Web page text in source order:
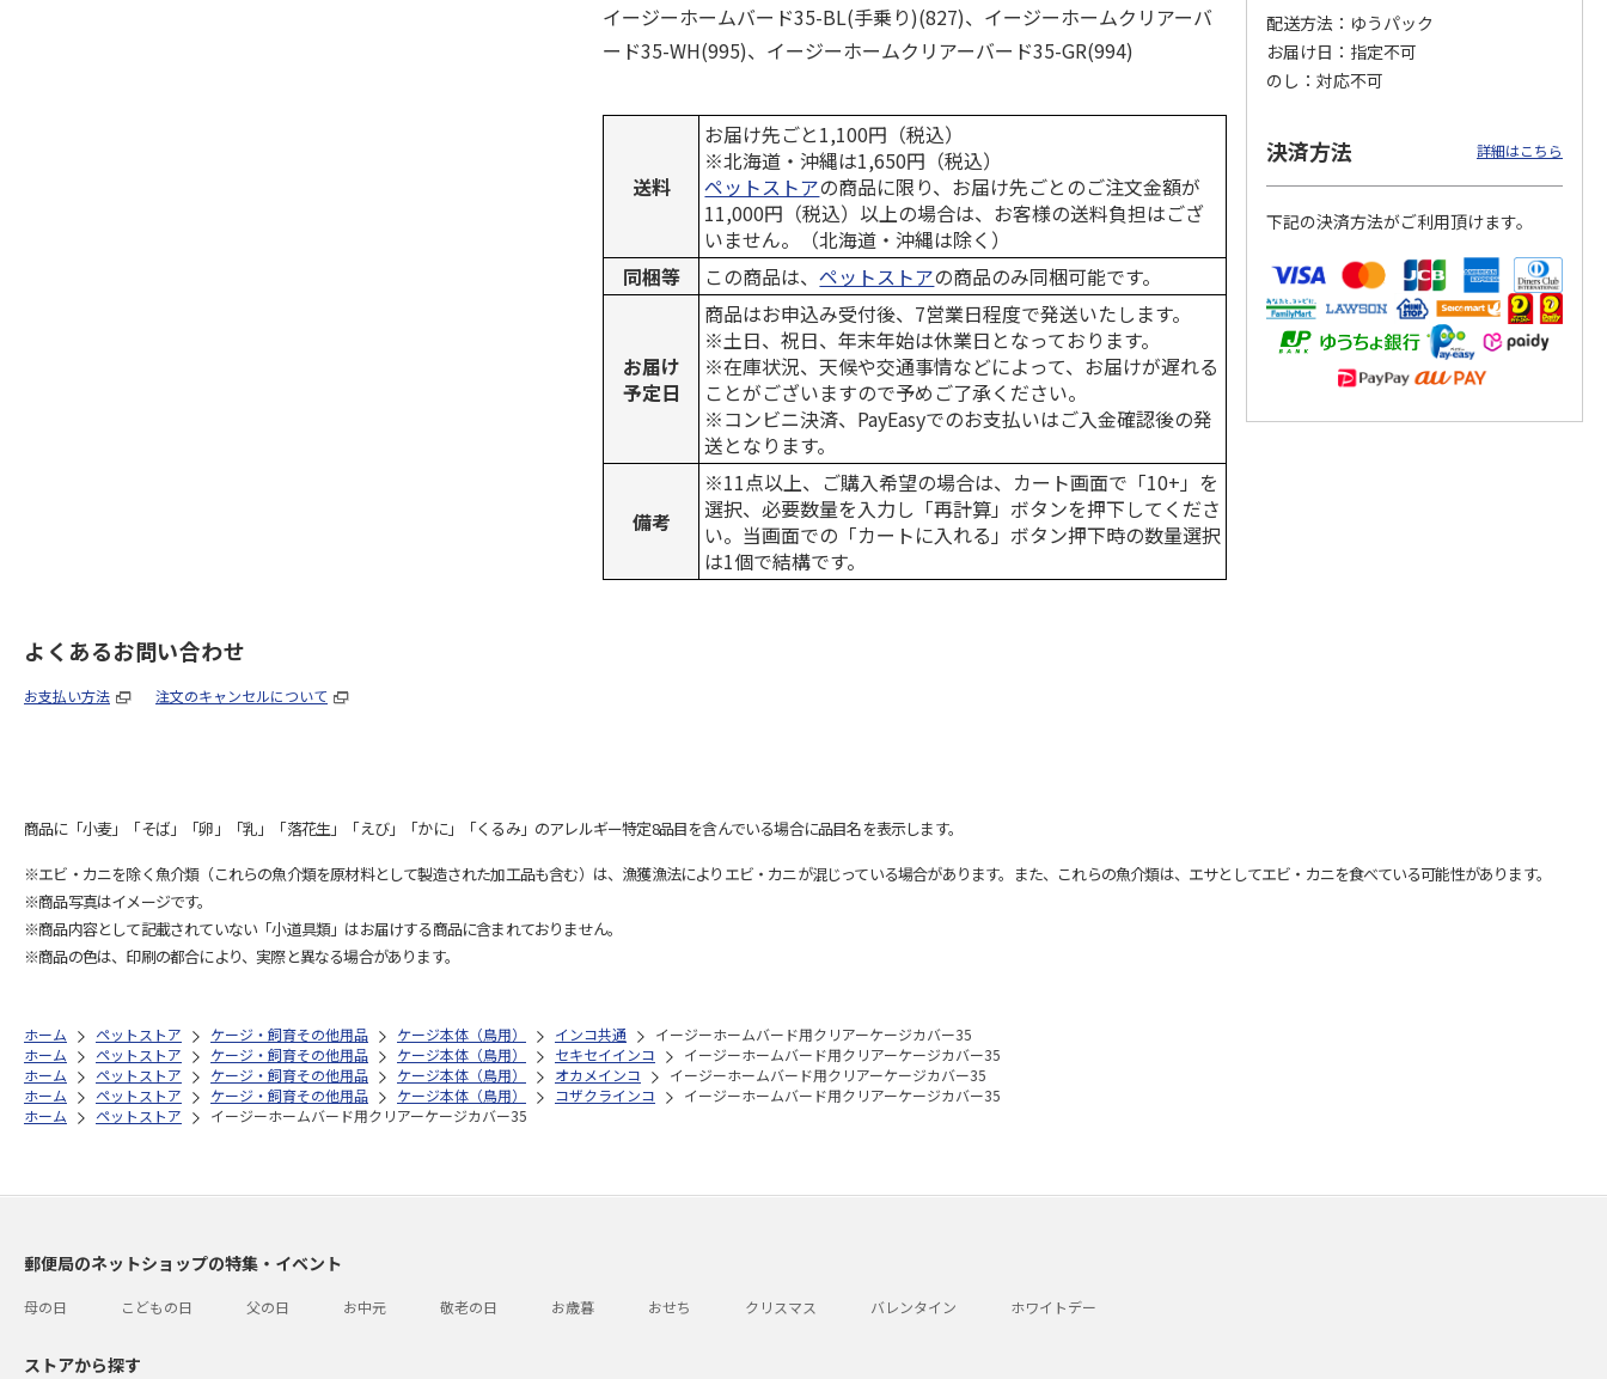
イージーホームバード35-BL(手乗り)(827)、イージーホームクリアーバ
ード35-WH(995)、イージーホームクリアーバード35-GR(994)
送料
お届け先ごと1,100円（税込）
※北海道・沖縄は1,650円（税込）
ペットストアの商品に限り、お届け先ごとのご注文金額が
11,000円（税込）以上の場合は、お客様の送料負担はござ
いません。（北海道・沖縄は除く）
同梱等
この商品は、ペットストアの商品のみ同梱可能です。
お届け
予定日
商品はお申込み受付後、7営業日程度で発送いたします。
※土日、祝日、年末年始は休業日となっております。
※在庫状況、天候や交通事情などによって、お届けが遅れる
ことがございますので予めご了承ください。
※コンビニ決済、PayEasyでのお支払いはご入金確認後の発
送となります。
備考
※11点以上、ご購入希望の場合は、カート画面で「10+」を
選択、必要数量を入力し「再計算」ボタンを押下してくださ
い。当画面での「カートに入れる」ボタン押下時の数量選択
は1個で結構です。
配送方法
ゆうパック
お届け日
指定不可
のし
対応不可
決済方法 詳細はこちら
下記の決済方法がご利用頂けます。
よくあるお問い合わせ
お支払い方法 注文のキャンセルについて
商品に「小麦」「そば」「卵」「乳」「落花生」「えび」「かに」「くるみ」のアレルギー特定8品目を含んでいる場合に品目名を表示します。
※エビ・カニを除く魚介類（これらの魚介類を原材料として製造された加工品も含む）は、漁獲漁法によりエビ・カニが混じっている場合があります。また、これらの魚介類は、エサとしてエビ・カニを食べている可能性があります。
※商品写真はイメージです。
※商品内容として記載されていない「小道具類」はお届けする商品に含まれておりません。
※商品の色は、印刷の都合により、実際と異なる場合があります。
ホーム ペットストア ケージ・飼育その他用品 ケージ本体（鳥用） インコ共通
イージーホームバード用クリアーケージカバー35
ホーム
ペットストア ケージ・飼育その他用品 ケージ本体（鳥用） セキセイインコ
イージーホームバード用クリアーケージカバー35
ホーム
ペットストア ケージ・飼育その他用品 ケージ本体（鳥用） オカメインコ
イージーホームバード用クリアーケージカバー35
ホーム
ペットストア ケージ・飼育その他用品 ケージ本体（鳥用） コザクラインコ
イージーホームバード用クリアーケージカバー35
ホーム
ペットストア イージーホームバード用クリアーケージカバー35
郵便局のネットショップの特集・イベント
母の日 こどもの日 父の日 お中元 敬老の日 お歳暮 おせち クリスマス バレンタイン ホワイトデー
ストアから探す